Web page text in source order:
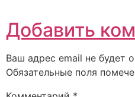
Добавить
Ваш адрес email не будет
Обязательные поля